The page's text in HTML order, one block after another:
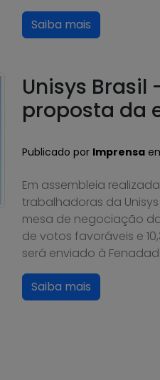
Saiba mais
Unisys Brasil
proposta da
Publicado por Imprensa
Em assembleia
trabalhadoras da
mesa de negociação
de votos favoráveis e
será enviado à
Saiba mais